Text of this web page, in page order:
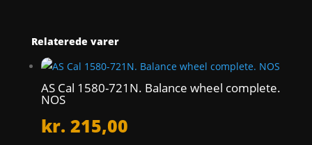
Relaterede varer
AS Cal 1580-721N. Balance wheel complete.
NOS
kr. 215,00